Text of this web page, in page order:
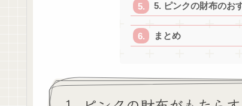
5. ピンクの財布のお
まとめ